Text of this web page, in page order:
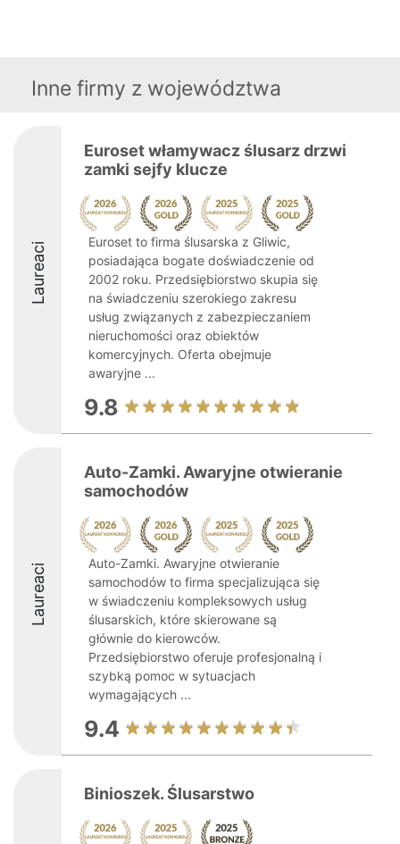
Inne firmy z województwa
Laureaci
Euroset włamywacz ślusarz drzwi
zamki sejfy klucze
Euroset to firma ślusarska z Gliwic,
posiadająca bogate doświadczenie od
2002 roku. Przedsiębiorstwo skupia się
na świadczeniu szerokiego zakresu
usług związanych z zabezpieczaniem
nieruchomości oraz obiektów
komercyjnych. Oferta obejmuje
awaryjne ...
9.8
Laureaci
Auto-Zamki. Awaryjne otwieranie
samochodów
Auto-Zamki. Awaryjne otwieranie
samochodów to firma specjalizująca się
w świadczeniu kompleksowych usług
ślusarskich, które skierowane są
głównie do kierowców.
Przedsiębiorstwo oferuje profesjonalną i
szybką pomoc w sytuacjach
wymagających ...
9.4
Binioszek. Ślusarstwo